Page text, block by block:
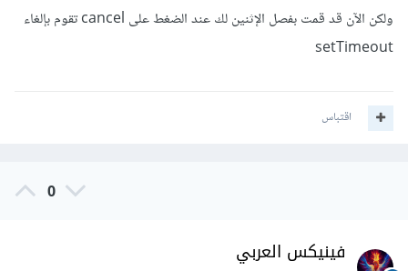
ولكن الآن قد قمت بفصل الإثنين لك عند الضغط على cancel تقوم بإلغاء
setTimeout
اقتباس
0
فينيكس العربي